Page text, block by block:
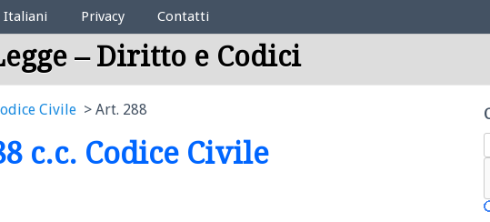
Legali
Italiani Privacy Contatti
– Diritto e Codici
Civile Art. 288
c.c. Codice Civile